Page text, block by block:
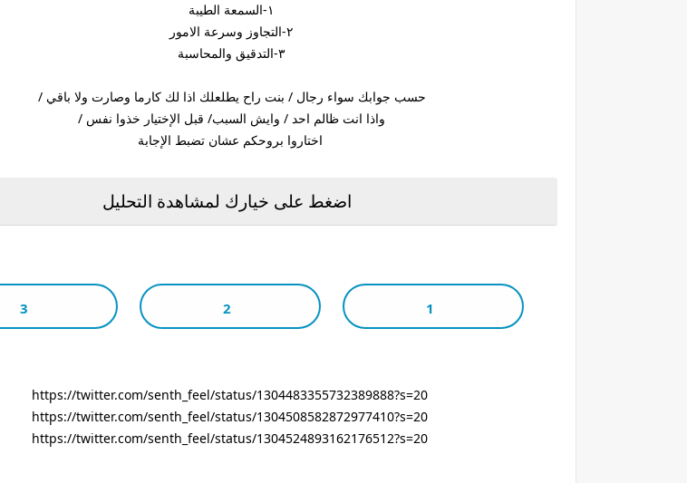
١-السمعة الطيبة
٢-التجاوز وسرعة الامور
٣-التدقيق والمحاسبة
حسب جوابك سواء رجال / بنت راح يطلعلك اذا لك كارما وصارت ولا باقي /
واذا انت ظالم احد / وايش السبب/ قبل الإختيار خذوا نفس /
اختاروا بروحكم عشان تضبط الإجابة
اضغط على خيارك لمشاهدة التحليل
1
2
3
https://twitter.com/senth_feel/status/1304483355732389888?s=20
https://twitter.com/senth_feel/status/1304508582872977410?s=20
https://twitter.com/senth_feel/status/1304524893162176512?s=20